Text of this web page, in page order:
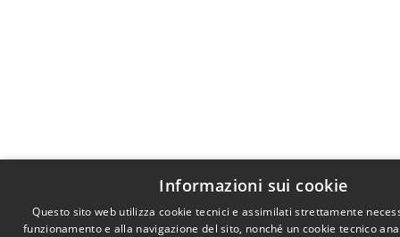
Informazioni sui cookie
Questo sito web utilizza cookie tecnici e assimilati strettamente
funzionamento e alla navigazione del sito, nonché un cookie tecnico